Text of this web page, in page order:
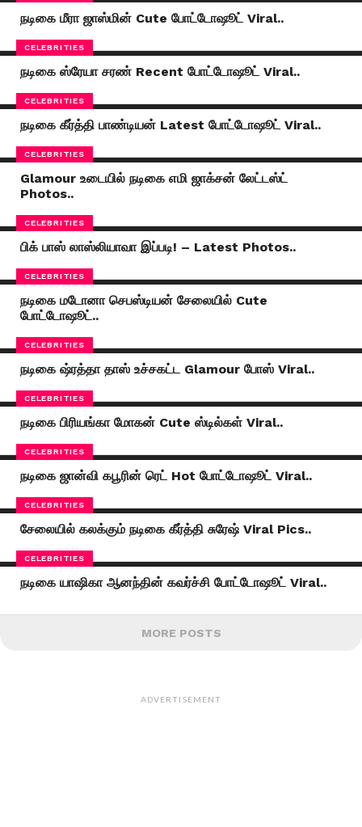
நடிகை மீரா ஜாஸ்மின் Cute போட்டோஷூட் Viral..
CELEBRITIES
நடிகை ஸ்ரேயா சரண் Recent போட்டோஷூட் Viral..
CELEBRITIES
நடிகை கீர்த்தி பாண்டியன் Latest போட்டோஷூட் Viral..
CELEBRITIES
Glamour உடையில் நடிகை எமி ஜாக்சன் லேட்டஸ்ட்
Photos..
CELEBRITIES
பிக் பாஸ் லாஸ்லியாவா இப்படி! – Latest Photos..
CELEBRITIES
நடிகை மடோனா செபஸ்டியன் சேலையில் Cute
போட்டோஷூட்..
CELEBRITIES
நடிகை ஷ்ரத்தா தாஸ் உச்சகட்ட Glamour போஸ் Viral..
CELEBRITIES
நடிகை பிரியங்கா மோகன் Cute ஸ்டில்கள் Viral..
CELEBRITIES
நடிகை ஜான்வி கபூரின் ரெட் Hot போட்டோஷூட் Viral..
CELEBRITIES
சேலையில் கலக்கும் நடிகை கீர்த்தி சுரேஷ் Viral Pics..
CELEBRITIES
நடிகை யாஷிகா ஆனந்தின் கவர்ச்சி போட்டோஷூட் Viral..
MORE POSTS
ADVERTISEMENT